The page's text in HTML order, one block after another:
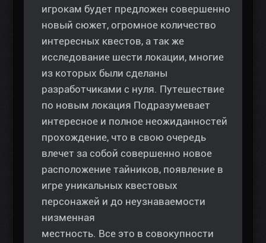
игрокам будет предложен совершенно
новый сюжет, огромное количество
интересных квестов, а так же
исследование шести локации, многие
из которых были сделаны
разработчиками с нуля. Путешествие
по новым локация Подразумевает
интересное и полное неожиданностей
прохождение, что в свою очередь
влечет за собой совершенно новое
расположение тайников, появление в
игре уникальных квестовых
персонажей и до неузнаваемости
низменная
местность. Все это в совокупности